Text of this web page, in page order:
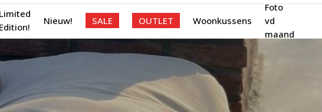
Limited
Edition!
Nieuw! SALE OUTLET Woonkussens
Foto
vd
maand